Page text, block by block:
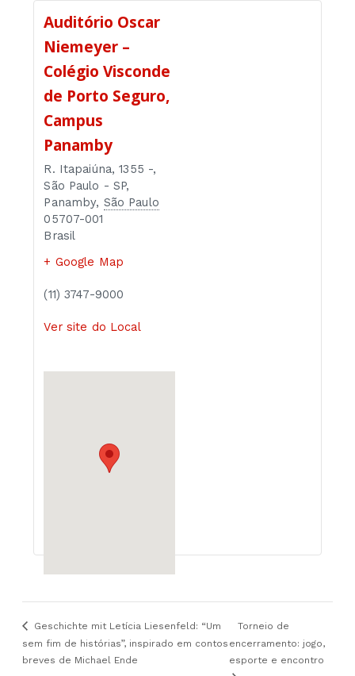
Auditório Oscar
Niemeyer –
Colégio Visconde
de Porto Seguro,
Campus
Panamby
R. Itapaiúna, 1355 -,
São Paulo - SP,
Panamby, São Paulo
05707-001
Brasil
+ Google Map
(11) 3747-9000
Ver site do Local
Geschichte mit Letícia Liesenfeld: “Um
sem fim de histórias”, inspirado em contos
breves de Michael Ende
Torneio de
encerramento: jogo,
esporte e encontro